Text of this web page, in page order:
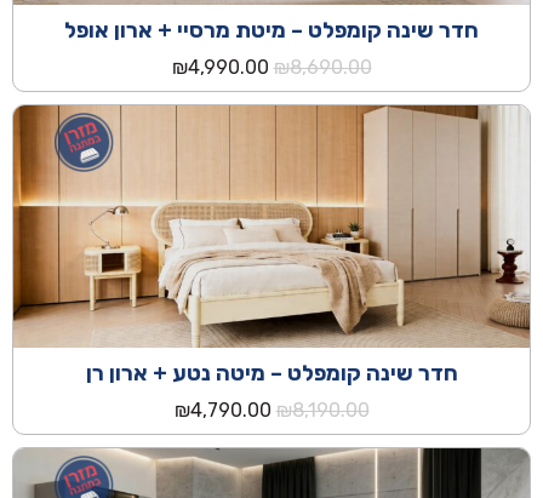
חדר שינה קומפלט – מיטת מרסיי + ארון אופל
₪8,690.00
המחיר
המקורי
היה:
₪4,990.00
הנוכחי
הוא:
₪4,990.00.
חדר שינה קומפלט – מיטה נטע + ארון רן
₪8,190.00
המחיר
המקורי
היה:
₪8,190.00.
₪4,790.00
הנוכחי
הוא:
₪4,790.00.